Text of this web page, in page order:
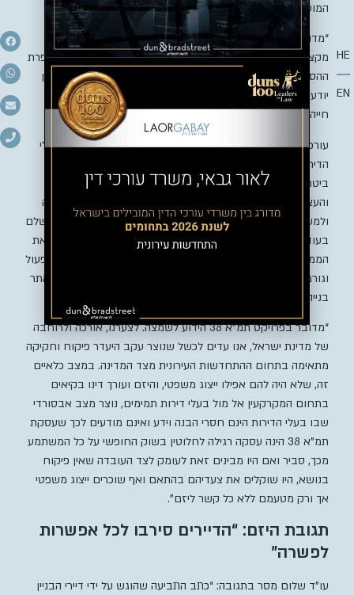
HE
EN
המוערכת ב-1.39 מיליון שקל, ועוגמת נפש בסך 4.5 מיליון שקל.
“מדובר בעושק של ציבור חסר ידע וחלש, בביצוע כושל ובלתי
מקצועי רווי ליקויי בנייה, בריב ומדון בין הנתבעים אשר הוביל להפרת
ההסכם ולהקפאת העבודות ובאסון קולוסלי שנמשך עד היום ואין
יודע מתי ייגמר. מדובר בפסקול שאינו חלום בלהות הוליוודי אלא
חייהם היומיומיים של התובעים מזה שנים ארוכות”.
עורכי הדין יניב לאור ואריאל גבאי ממשרד לאור גבאי מסרו: “בעלי
הדירות הובלו כצאן לטבח, לא קיבלו ייצוג משפטי, לא קיבלו
ביטחונות, ההסכם מולם הופר ברגל גסה והגדילו לעשות היזמים
והעצימו את הנזק לאין ערוך, כאשר רשמו לטובתם הערת אזהרה
ולמעשה כבלו את בעלי הדירות כבני-ערובה לאורך כמעט עשור שלם
בעודם מתעקשים כל אחד בנפרד לבצע את הפרויקט ולהרוויח את
הממון, כאשר הלכה למעשה הינם משתקים את בעלי הדירות מלפעול
וגורמים להם להתרוצץ בין ערכאה אחת לאחרת בעודם גרים באתר
בנייה אשר איננו ראוי למגורים.
“מדובר בפרויקט תמ”א 38 הידוע לשמצה. לצערנו, אורכה ולרוחבה
של מדינת ישראל, אנו עדים לכשל שנוצר עקב היעדר פיקוח וחקיקה
מתאימה בתחום ההתחדשות העירונית מצד המדינה. במצב כלאיים
זה, שלא היה להם אפילו ייצוג משפטי, והיזם ועורך דינו בקיאים
בתחום המקרקעין אל מול בעלי דירות תמימים, נוצר מצב אבסורדי
שבו בעלי הדירות הינם חסרי הבנה וידע ואינם מודעים לכך שעסקת
תמ”א 38 הינה עסקה רגילה לחלוטין בשוק החופשי על כל המשתמע
מכך, סביר ואם היו מבינים זאת לעומק לצד העובדה שאין פיקוח
בנושא, היו שוקלים את צעדיהם בהתאם ואף שוכרים ייצוג משפטי
אך ורק מטעמם ללא כל קשר ליזם”.
תגובת היזם: “הדיירים סירבו לכל אפשרות
לפשרה”
עו”ד שלום מסר בתגובה: “כתב התביעה שהוגש על ידי דיירי הבניין